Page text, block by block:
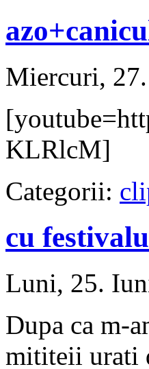
Miercuri,
KLRlcM]
Categorii:
cu
Luni, 25.
Dupa ca m-
mititeii urati